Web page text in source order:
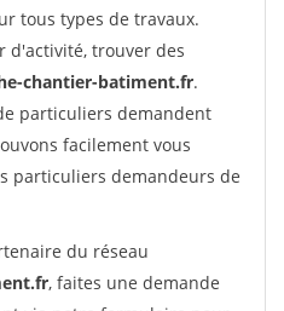
tous types de travaux.
d'activité, trouver des
chantier-batiment.fr.
particuliers demandent
facilement vous
particuliers demandeurs de
du réseau
, faites une demande